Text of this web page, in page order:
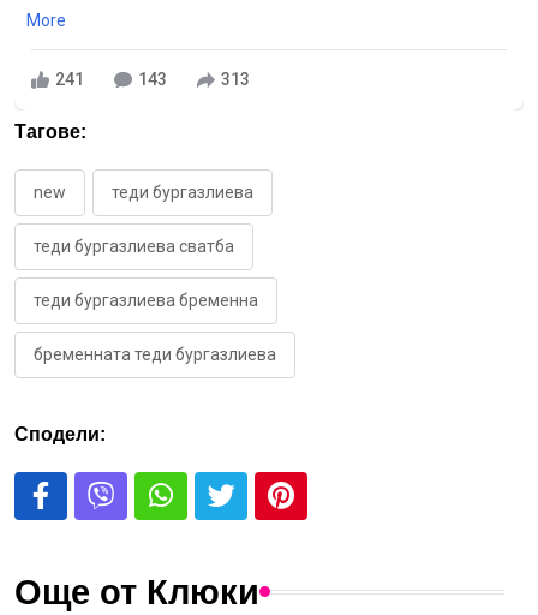
More
241 143 313
Тагове:
new теди бургазлиева
теди бургазлиева сватба
теди бургазлиева бременна
бременната теди бургазлиева
Сподели:
Още от Клюки